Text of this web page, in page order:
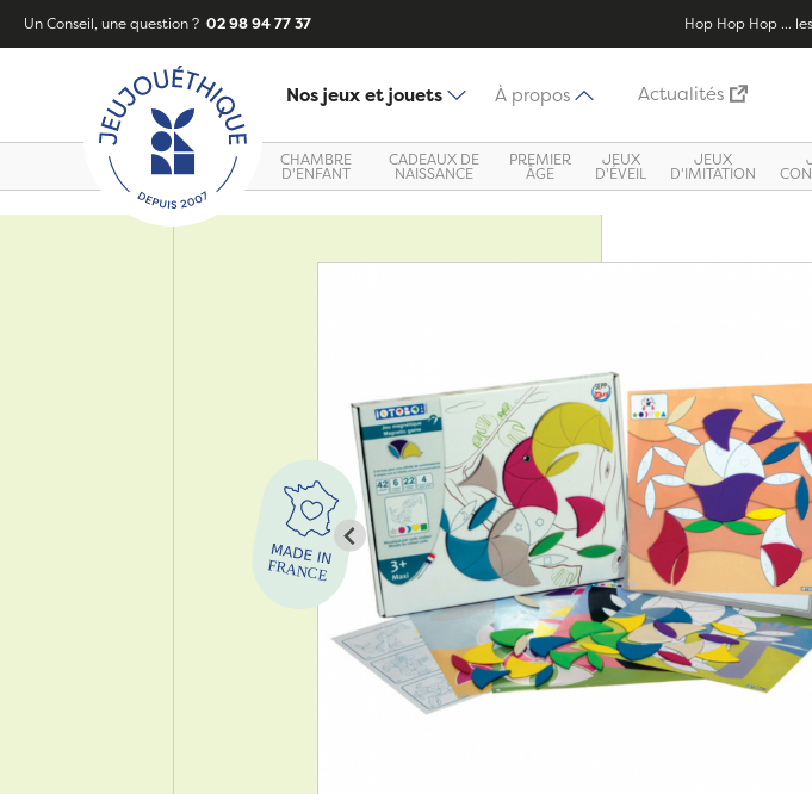
Un Conseil, une question ? 02 98 94 77 37 Hop Hop Hop ...
Nos jeux et jouets À propos Actualités
CHAMBRE
D'ENFANT
CADEAUX DE
NAISSANCE
PREMIER
ÂGE
JEUX
D'ÉVEIL
JEUX
D'IMITATION